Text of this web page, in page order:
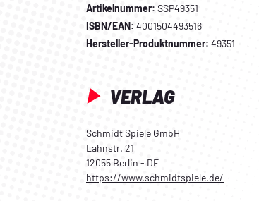
Artikelnummer: SSP49351
ISBN/EAN: 4001504493516
Hersteller-Produktnummer: 49351
VERLAG
Schmidt Spiele GmbH
Lahnstr. 21
12055 Berlin - DE
https://www.schmidtspiele.de/